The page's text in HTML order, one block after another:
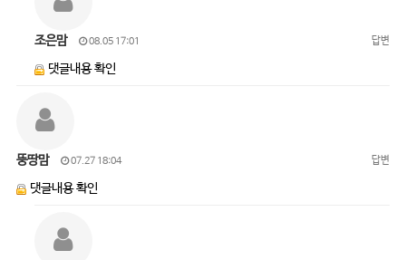
조은맘 08.05 17:01 답변
댓글내용 확인
뚱땅맘 07.27 18:04 답변
댓글내용 확인